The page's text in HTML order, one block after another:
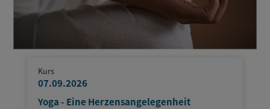
Kurs
07.09.2026
Yoga - Eine Herzensangelegenheit